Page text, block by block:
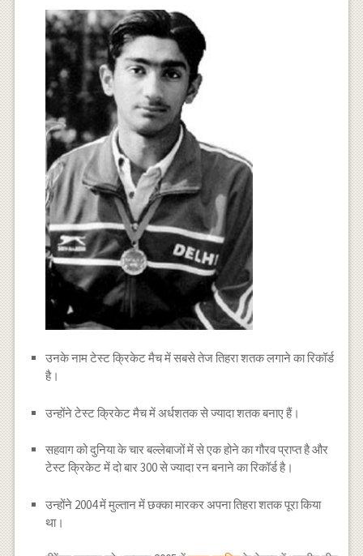
उनके नाम टेस्ट क्रिकेट मैच में सबसे तेज तिहरा शतक लगाने का रिकॉर्ड
है।
उन्होंने टेस्ट क्रिकेट मैच में अर्धशतक से ज्यादा शतक बनाए हैं।
सहवाग को दुनिया के चार बल्लेबाजों में से एक होने का गौरव प्राप्त है और
टेस्ट क्रिकेट में दो बार 300 से ज्यादा रन बनाने का रिकॉर्ड है।
उन्होंने 2004 में मुल्तान में छक्का मारकर अपना तिहरा शतक पूरा किया
था।